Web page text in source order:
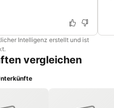
Intelligenz erstellt und ist
vergleichen